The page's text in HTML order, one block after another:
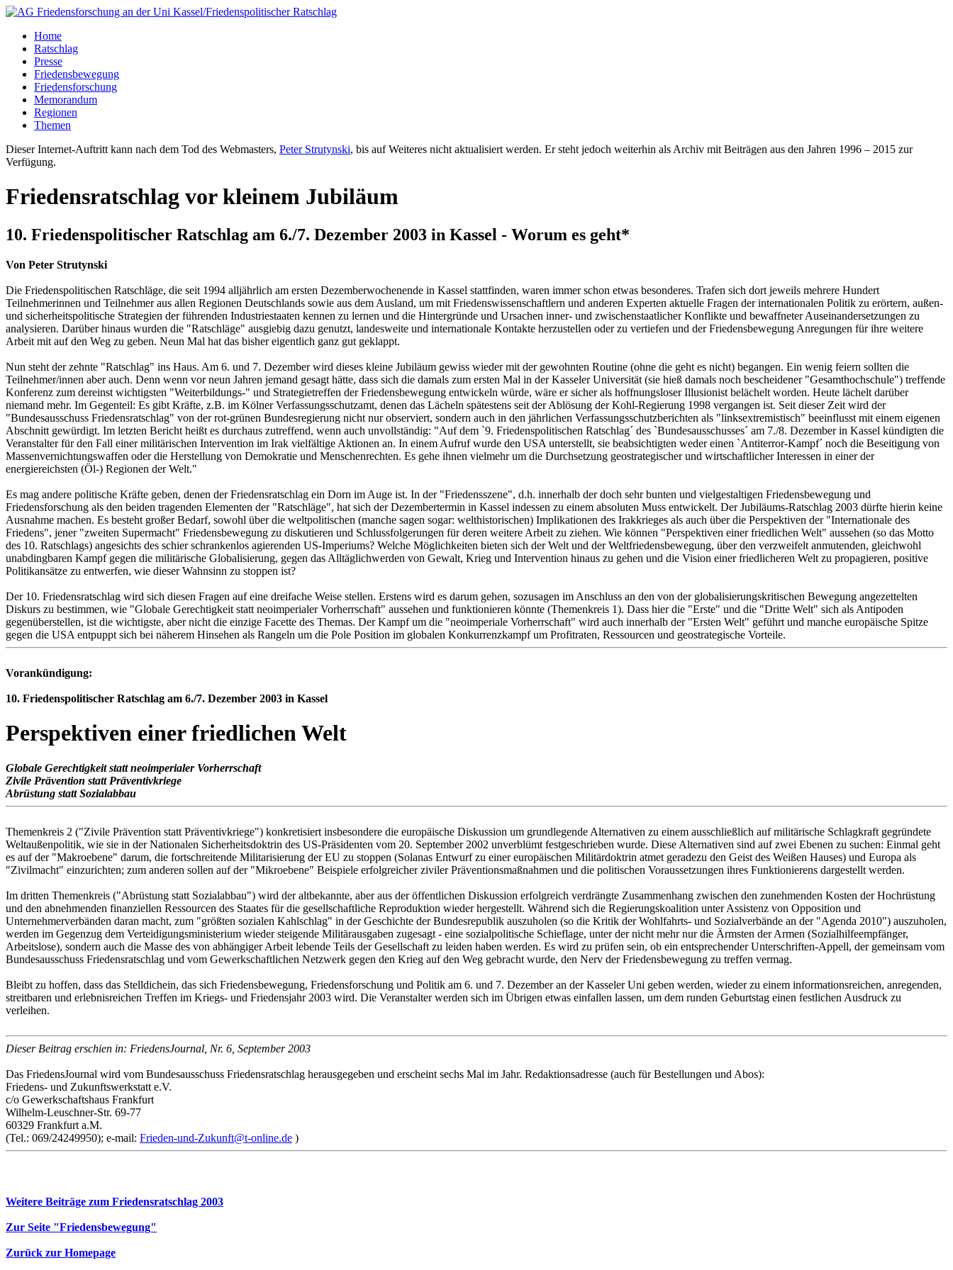
Home
Ratschlag
Presse
Friedensbewegung
Friedensforschung
Memorandum
Regionen
Themen
Dieser Internet-Auftritt kann nach dem Tod des Webmasters, Peter Strutynski, bis auf Weiteres nicht aktualisiert werden. Er steht jedoch weiterhin als Archiv mit Beiträgen aus den Jahren 1996 – 2015 zur
Verfügung.
Friedensratschlag vor kleinem Jubiläum
10. Friedenspolitischer Ratschlag am 6./7. Dezember 2003 in Kassel - Worum es geht*
Von Peter Strutynski
Die Friedenspolitischen Ratschläge, die seit 1994 alljährlich am ersten Dezemberwochenende in Kassel stattfinden, waren immer schon etwas besonderes. Trafen sich dort jeweils mehrere Hundert
Teilnehmerinnen und Teilnehmer aus allen Regionen Deutschlands sowie aus dem Ausland, um mit Friedenswissenschaftlern und anderen Experten aktuelle Fragen der internationalen Politik zu erörtern, außen-
und sicherheitspolitische Strategien der führenden Industriestaaten kennen zu lernen und die Hintergründe und Ursachen inner- und zwischenstaatlicher Konflikte und bewaffneter Auseinandersetzungen zu
analysieren. Darüber hinaus wurden die "Ratschläge" ausgiebig dazu genutzt, landesweite und internationale Kontakte herzustellen oder zu vertiefen und der Friedensbewegung Anregungen für ihre weitere
Arbeit mit auf den Weg zu geben. Neun Mal hat das bisher eigentlich ganz gut geklappt.
Nun steht der zehnte "Ratschlag" ins Haus. Am 6. und 7. Dezember wird dieses kleine Jubiläum gewiss wieder mit der gewohnten Routine (ohne die geht es nicht) begangen. Ein wenig feiern sollten die
Teilnehmer/innen aber auch. Denn wenn vor neun Jahren jemand gesagt hätte, dass sich die damals zum ersten Mal in der Kasseler Universität (sie hieß damals noch bescheidener "Gesamthochschule") treffende
Konferenz zum dereinst wichtigsten "Weiterbildungs-" und Strategietreffen der Friedensbewegung entwickeln würde, wäre er sicher als hoffnungsloser Illusionist belächelt worden. Heute lächelt darüber
niemand mehr. Im Gegenteil: Es gibt Kräfte, z.B. im Kölner Verfassungsschutzamt, denen das Lächeln spätestens seit der Ablösung der Kohl-Regierung 1998 vergangen ist. Seit dieser Zeit wird der
"Bundesausschuss Friedensratschlag" von der rot-grünen Bundesregierung nicht nur observiert, sondern auch in den jährlichen Verfassungsschutzberichten als "linksextremistisch" beeinflusst mit einem eigenen
Abschnitt gewürdigt. Im letzten Bericht heißt es durchaus zutreffend, wenn auch unvollständig: "Auf dem `9. Friedenspolitischen Ratschlag´ des `Bundesausschusses´ am 7./8. Dezember in Kassel kündigten die
Veranstalter für den Fall einer militärischen Intervention im Irak vielfältige Aktionen an. In einem Aufruf wurde den USA unterstellt, sie beabsichtigten weder einen `Antiterror-Kampf´ noch die Beseitigung von
Massenvernichtungswaffen oder die Herstellung von Demokratie und Menschenrechten. Es gehe ihnen vielmehr um die Durchsetzung geostrategischer und wirtschaftlicher Interessen in einer der
energiereichsten (Öl-) Regionen der Welt."
Es mag andere politische Kräfte geben, denen der Friedensratschlag ein Dorn im Auge ist. In der "Friedensszene", d.h. innerhalb der doch sehr bunten und vielgestaltigen Friedensbewegung und
Friedensforschung als den beiden tragenden Elementen der "Ratschläge", hat sich der Dezembertermin in Kassel indessen zu einem absoluten Muss entwickelt. Der Jubiläums-Ratschlag 2003 dürfte hierin keine
Ausnahme machen. Es besteht großer Bedarf, sowohl über die weltpolitischen (manche sagen sogar: welthistorischen) Implikationen des Irakkrieges als auch über die Perspektiven der "Internationale des
Friedens", jener "zweiten Supermacht" Friedensbewegung zu diskutieren und Schlussfolgerungen für deren weitere Arbeit zu ziehen. Wie können "Perspektiven einer friedlichen Welt" aussehen (so das Motto
des 10. Ratschlags) angesichts des schier schrankenlos agierenden US-Imperiums? Welche Möglichkeiten bieten sich der Welt und der Weltfriedensbewegung, über den verzweifelt anmutenden, gleichwohl
unabdingbaren Kampf gegen die militärische Globalisierung, gegen das Alltäglichwerden von Gewalt, Krieg und Intervention hinaus zu gehen und die Vision einer friedlicheren Welt zu propagieren, positive
Politikansätze zu entwerfen, wie dieser Wahnsinn zu stoppen ist?
Der 10. Friedensratschlag wird sich diesen Fragen auf eine dreifache Weise stellen. Erstens wird es darum gehen, sozusagen im Anschluss an den von der globalisierungskritischen Bewegung angezettelten
Diskurs zu bestimmen, wie "Globale Gerechtigkeit statt neoimperialer Vorherrschaft" aussehen und funktionieren könnte (Themenkreis 1). Dass hier die "Erste" und die "Dritte Welt" sich als Antipoden
gegenüberstellen, ist die wichtigste, aber nicht die einzige Facette des Themas. Der Kampf um die "neoimperiale Vorherrschaft" wird auch innerhalb der "Ersten Welt" geführt und manche europäische Spitze
gegen die USA entpuppt sich bei näherem Hinsehen als Rangeln um die Pole Position im globalen Konkurrenzkampf um Profitraten, Ressourcen und geostrategische Vorteile.
Vorankündigung:
10. Friedenspolitischer Ratschlag am 6./7. Dezember 2003 in Kassel
Perspektiven einer friedlichen Welt
Globale Gerechtigkeit statt neoimperialer Vorherrschaft
Zivile Prävention statt Präventivkriege
Abrüstung statt Sozialabbau
Themenkreis 2 ("Zivile Prävention statt Präventivkriege") konkretisiert insbesondere die europäische Diskussion um grundlegende Alternativen zu einem ausschließlich auf militärische Schlagkraft gegründete
Weltaußenpolitik, wie sie in der Nationalen Sicherheitsdoktrin des US-Präsidenten vom 20. September 2002 unverblümt festgeschrieben wurde. Diese Alternativen sind auf zwei Ebenen zu suchen: Einmal geht
es auf der "Makroebene" darum, die fortschreitende Militarisierung der EU zu stoppen (Solanas Entwurf zu einer europäischen Militärdoktrin atmet geradezu den Geist des Weißen Hauses) und Europa als
"Zivilmacht" einzurichten; zum anderen sollen auf der "Mikroebene" Beispiele erfolgreicher ziviler Präventionsmaßnahmen und die politischen Voraussetzungen ihres Funktionierens dargestellt werden.
Im dritten Themenkreis ("Abrüstung statt Sozialabbau") wird der altbekannte, aber aus der öffentlichen Diskussion erfolgreich verdrängte Zusammenhang zwischen den zunehmenden Kosten der Hochrüstung
und den abnehmenden finanziellen Ressourcen des Staates für die gesellschaftliche Reproduktion wieder hergestellt. Während sich die Regierungskoalition unter Assistenz von Opposition und
Unternehmerverbänden daran macht, zum "größten sozialen Kahlschlag" in der Geschichte der Bundesrepublik auszuholen (so die Kritik der Wohlfahrts- und Sozialverbände an der "Agenda 2010") auszuholen,
werden im Gegenzug dem Verteidigungsministerium wieder steigende Militärausgaben zugesagt - eine sozialpolitische Schieflage, unter der nicht mehr nur die Ärmsten der Armen (Sozialhilfeempfänger,
Arbeitslose), sondern auch die Masse des von abhängiger Arbeit lebende Teils der Gesellschaft zu leiden haben werden. Es wird zu prüfen sein, ob ein entsprechender Unterschriften-Appell, der gemeinsam vom
Bundesausschuss Friedensratschlag und vom Gewerkschaftlichen Netzwerk gegen den Krieg auf den Weg gebracht wurde, den Nerv der Friedensbewegung zu treffen vermag.
Bleibt zu hoffen, dass das Stelldichein, das sich Friedensbewegung, Friedensforschung und Politik am 6. und 7. Dezember an der Kasseler Uni geben werden, wieder zu einem informationsreichen, anregenden,
streitbaren und erlebnisreichen Treffen im Kriegs- und Friedensjahr 2003 wird. Die Veranstalter werden sich im Übrigen etwas einfallen lassen, um dem runden Geburtstag einen festlichen Ausdruck zu
verleihen.
Dieser Beitrag erschien in: FriedensJournal, Nr. 6, September 2003
Das FriedensJournal wird vom Bundesausschuss Friedensratschlag herausgegeben und erscheint sechs Mal im Jahr. Redaktionsadresse (auch für Bestellungen und Abos):
Friedens- und Zukunftswerkstatt e.V.
c/o Gewerkschaftshaus Frankfurt
Wilhelm-Leuschner-Str. 69-77
60329 Frankfurt a.M.
(Tel.: 069/24249950); e-mail: Frieden-und-Zukunft@t-online.de )
Weitere Beiträge zum Friedensratschlag 2003
Zur Seite "Friedensbewegung"
Zurück zur Homepage